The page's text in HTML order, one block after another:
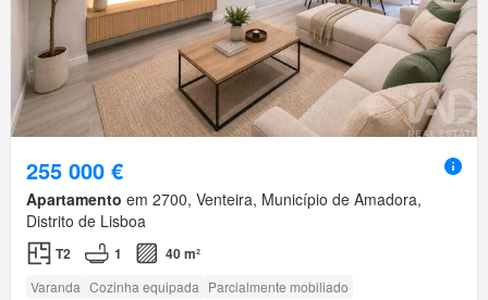
255 000 €
Apartamento em 2700, Venteira, Município de Amadora,
Distrito de Lisboa
T2 1 40 m²
Varanda Cozinha equipada Parcialmente mobiliado